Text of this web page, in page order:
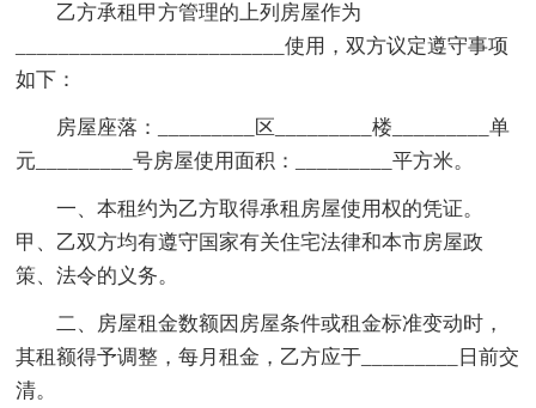
乙方承租甲方管理的上列房屋作为
_________________________使用，双方议定遵守事项
如下：
房屋座落：_________区_________楼_________单
元_________号房屋使用面积：_________平方米。
一、本租约为乙方取得承租房屋使用权的凭证。
甲、乙双方均有遵守国家有关住宅法律和本市房屋政
策、法令的义务。
二、房屋租金数额因房屋条件或租金标准变动时，
其租额得予调整，每月租金，乙方应于_________日前交
清。